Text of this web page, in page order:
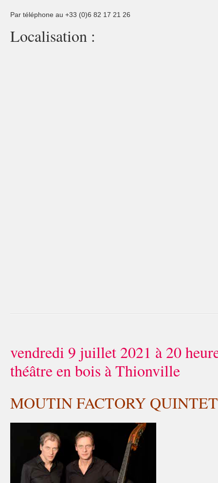
Par téléphone au +33 (0)6 82 17 21 26
Localisation :
vendredi 9 juillet 2021 à 20
théâtre en bois à Thionville
MOUTIN FACTORY QUINTET